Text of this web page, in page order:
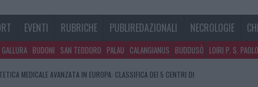
EVENTI RUBRICHE PUBLIREDAZIONALI NECROLOGIE
BUDONI SAN TEODORO PALAU CALANGIANUS BUDDUSÒ LOIRI P. S. PAOLO
MEDICALE AVANZATA IN EUROPA: CLASSIFICA DEI 5 CENTRI DI
ARRIVA IL CAMPO BASE: L’INAUGURAZIONE